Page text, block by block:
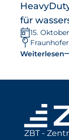
für
15.
Weiterlesen
ZBT -